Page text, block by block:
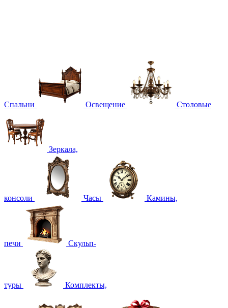
Спальни Освещение Столовые
Зеркала,
консоли Часы Камины,
печи Скульп-
туры Комплекты,